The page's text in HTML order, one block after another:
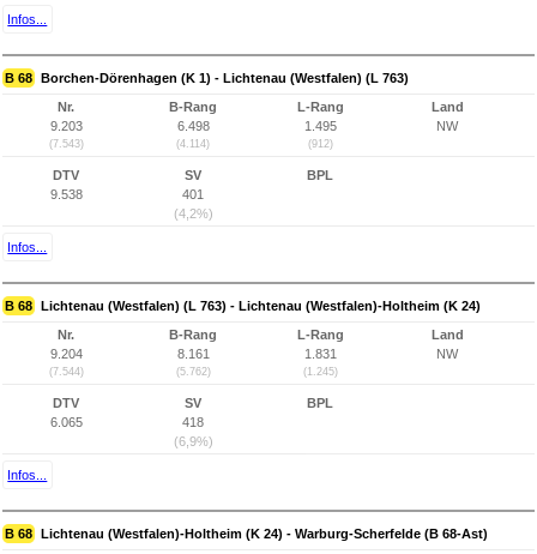
Infos...
B 68 Borchen-Dörenhagen (K 1) - Lichtenau (Westfalen) (L 763)
Nr.
9.203
(7.543)
B-Rang
6.498
(4.114)
L-Rang
1.495
(912)
Land
NW
DTV
9.538
SV
401
(4,2%)
BPL
Infos...
B 68 Lichtenau (Westfalen) (L 763) - Lichtenau (Westfalen)-Holtheim (K 24)
Nr.
9.204
(7.544)
B-Rang
8.161
(5.762)
L-Rang
1.831
(1.245)
Land
NW
DTV
6.065
SV
418
(6,9%)
BPL
Infos...
B 68 Lichtenau (Westfalen)-Holtheim (K 24) - Warburg-Scherfelde (B 68-Ast)